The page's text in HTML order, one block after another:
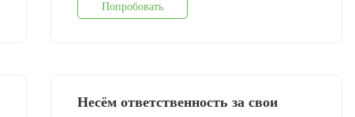
Попробовать
Несём ответственность за свои